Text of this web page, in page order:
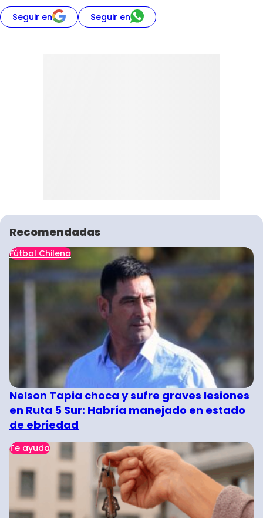
Seguir en Seguir en
Recomendadas
Fútbol Chileno
Nelson Tapia choca y sufre graves lesiones
en Ruta 5 Sur: Habría manejado en estado
de ebriedad
Te ayuda